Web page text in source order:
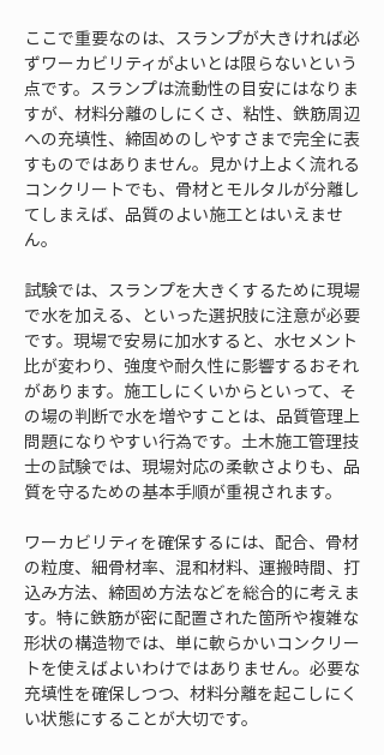
ここで重要なのは、スランプが大きければ必
ずワーカビリティがよいとは限らないという
点です。スランプは流動性の目安にはなりま
すが、材料分離のしにくさ、粘性、鉄筋周辺
への充填性、締固めのしやすさまで完全に表
すものではありません。見かけ上よく流れる
コンクリートでも、骨材とモルタルが分離し
てしまえば、品質のよい施工とはいえませ
ん。
試験では、スランプを大きくするために現場
で水を加える、といった選択肢に注意が必要
です。現場で安易に加水すると、水セメント
比が変わり、強度や耐久性に影響するおそれ
があります。施工しにくいからといって、そ
の場の判断で水を増やすことは、品質管理上
問題になりやすい行為です。土木施工管理技
士の試験では、現場対応の柔軟さよりも、品
質を守るための基本手順が重視されます。
ワーカビリティを確保するには、配合、骨材
の粒度、細骨材率、混和材料、運搬時間、打
込み方法、締固め方法などを総合的に考えま
す。特に鉄筋が密に配置された箇所や複雑な
形状の構造物では、単に軟らかいコンクリー
トを使えばよいわけではありません。必要な
充填性を確保しつつ、材料分離を起こしにく
い状態にすることが大切です。